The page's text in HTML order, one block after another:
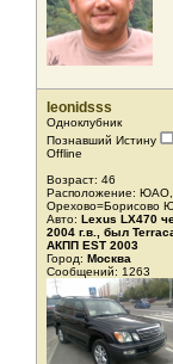
leonidsss
Одноклубник
Познавший Истину
Offline
Возраст: 46
Расположение: ЮАО,
Орехово=Борисово
Авто: Lexus LX470
2004 г.в., был
АКПП EST 2003
Город: Москва
Сообщений: 1263